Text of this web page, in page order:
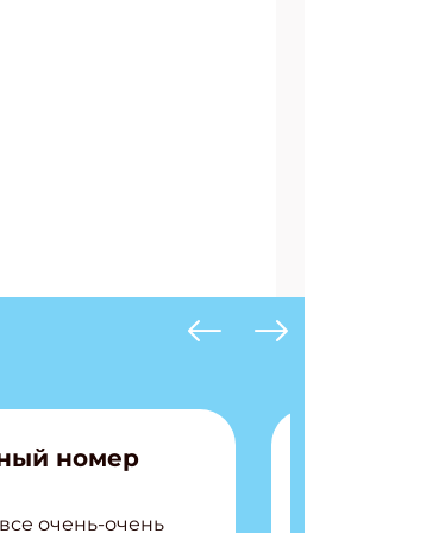
номер
очень-очень